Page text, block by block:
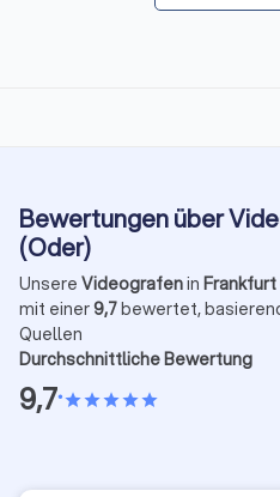
Bewertungen über
(Oder)
Unsere Videografenin Frankfurt
mit einer9,7bewertet,
Quellen
Durchschnittliche Bewertung
9,7•starstarstarstarstar